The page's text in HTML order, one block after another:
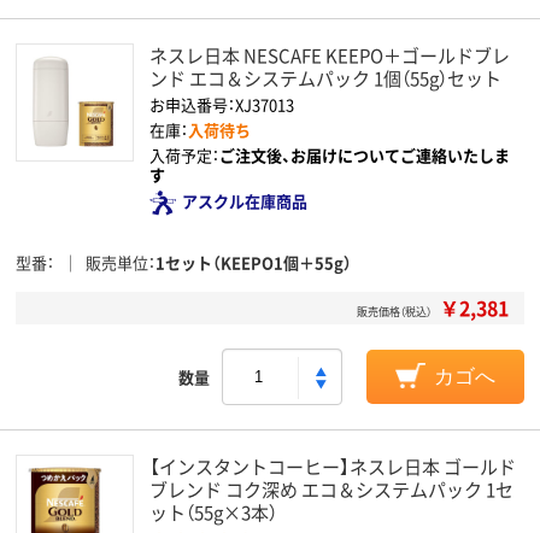
ネスレ日本 NESCAFE KEEPO＋ゴールドブレ
ンド エコ＆システムパック 1個（55g）セット
お申込番号：XJ37013
在庫：入荷待ち
入荷予定：ご注文後、お届けについてご連絡いたしま
す
アスクル在庫商品
型番 販売単位 1セット（KEEPO1個＋55g）
販売価格（税込） ￥2,381
数量 カゴへ
【インスタントコーヒー】ネスレ日本 ゴールド
ブレンド コク深め エコ＆システムパック 1セ
ット（55g×3本）